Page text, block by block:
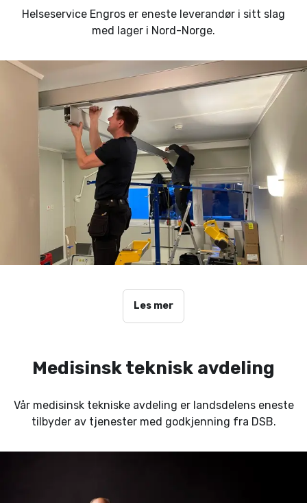
Helseservice Engros er eneste leverandør i sitt slag
med lager i Nord-Norge.
Les mer
Medisinsk teknisk avdeling
Vår medisinsk tekniske avdeling er landsdelens eneste
tilbyder av tjenester med godkjenning fra DSB.